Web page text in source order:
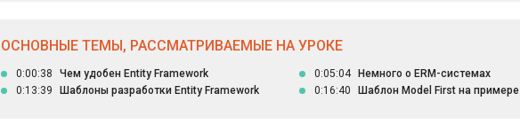
ОСНОВНЫЕ ТЕМЫ, РАССМАТРИВАЕМЫЕ НА УРОКЕ
0:00:38 Чем удобен Entity Framework 0:05:04 Немного о ERM-системах
0:13:39
Шаблоны разработки Entity Framework 0:16:40 Шаблон Model First на примере